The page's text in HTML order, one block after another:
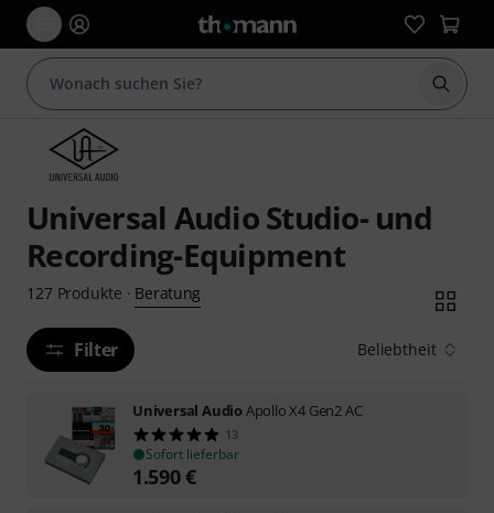
Suche
Universal Audio Studio- und
Recording-Equipment
127 Produkte · Beratung
Filter Beliebtheit
Universal AudioApollo X4 Gen2 AC
13
Sofort lieferbar
1.590€